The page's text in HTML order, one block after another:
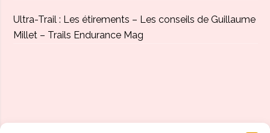
Ultra-Trail : Les étirements – Les conseils de Guillaume
Millet – Trails Endurance Mag